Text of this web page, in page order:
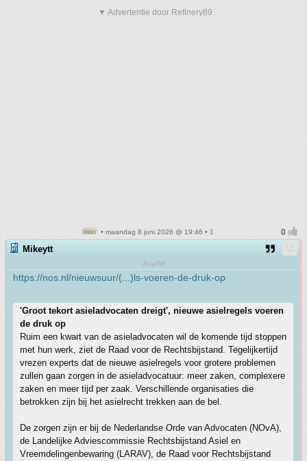
▼ Advertentie door Refinery89
• maandag 8 juni 2026 @ 19:46 • 1
Mikeytt
Any/All
https://nos.nl/nieuwsuur/(...)ls-voeren-de-druk-op
'Groot tekort asieladvocaten dreigt', nieuwe asielregels voeren
de druk op
Ruim een kwart van de asieladvocaten wil de komende tijd stoppen
met hun werk, ziet de Raad voor de Rechtsbijstand. Tegelijkertijd
vrezen experts dat de nieuwe asielregels voor grotere problemen
zullen gaan zorgen in de asieladvocatuur: meer zaken, complexere
zaken en meer tijd per zaak. Verschillende organisaties die
betrokken zijn bij het asielrecht trekken aan de bel.
De zorgen zijn er bij de Nederlandse Orde van Advocaten (NOvA),
de Landelijke Adviescommissie Rechtsbijstand Asiel en
Vreemdelingenbewaring (LARAV), de Raad voor Rechtsbijstand